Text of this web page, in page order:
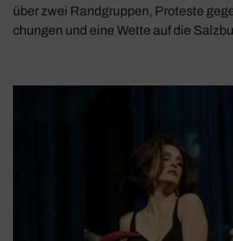
über zwei Rand­gruppen, Proteste
chungen und eine Wette auf die